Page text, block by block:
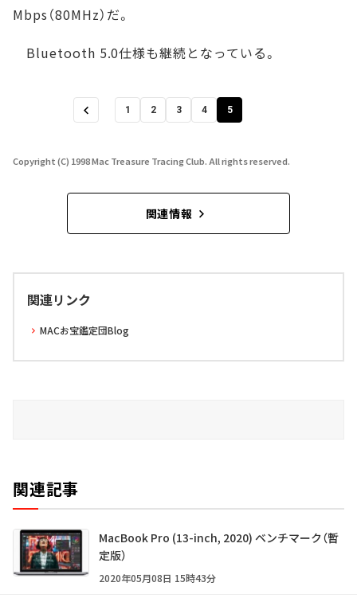
Mbps（80MHz）だ。
Bluetooth 5.0仕様も継続となっている。
1 2 3 4 5
Copyright (C) 1998 Mac Treasure Tracing Club. All rights reserved.
関連情報
関連リンク
MACお宝鑑定団Blog
関連記事
MacBook Pro (13-inch, 2020) ベンチマーク（暫
定版）
2020年05月08日 15時43分